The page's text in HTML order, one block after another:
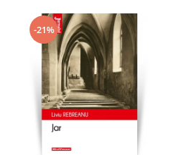
-21%